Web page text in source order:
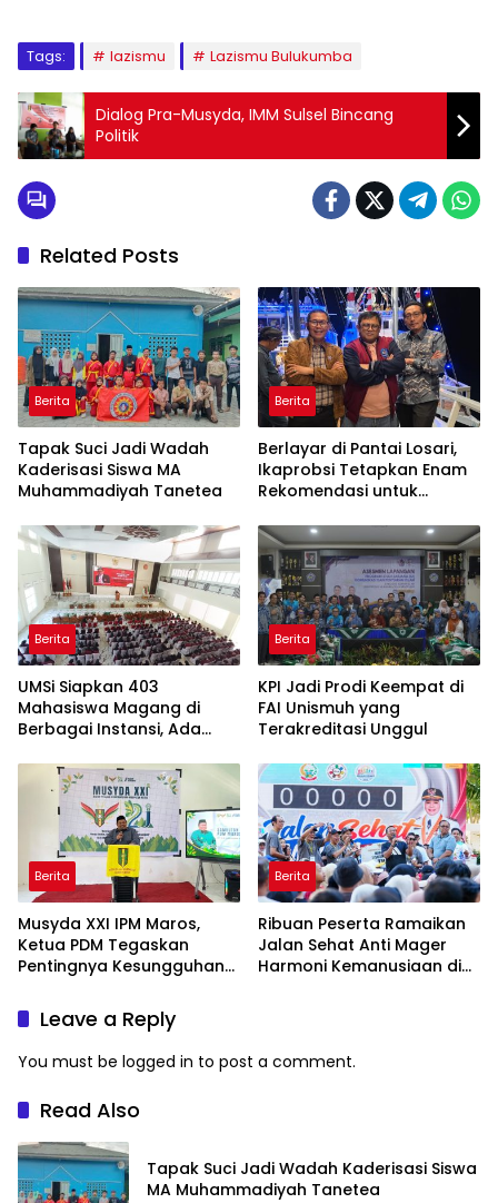
Tags: lazismu Lazismu Bulukumba
Dialog Pra-Musyda, IMM Sulsel Bincang
Politik
Related Posts
Berita
Tapak Suci Jadi Wadah
Kaderisasi Siswa MA
Muhammadiyah Tanetea
Berita
Berlayar di Pantai Losari,
Ikaprobsi Tetapkan Enam
Rekomendasi untuk
Berita
UMSi Siapkan 403
Mahasiswa Magang di
Berbagai Instansi, Ada
Taiwan
Berita
KPI Jadi Prodi Keempat di
FAI Unismuh yang
Terakreditasi Unggul
Berita
Musyda XXI IPM Maros,
Ketua PDM Tegaskan
Pentingnya Kesungguhan
Berita
Ribuan Peserta Ramaikan
Jalan Sehat Anti Mager
Harmoni Kemanusiaan di
Leave a Reply
You must be logged in to post a comment.
Read Also
Tapak Suci Jadi Wadah Kaderisasi Siswa
MA Muhammadiyah Tanetea